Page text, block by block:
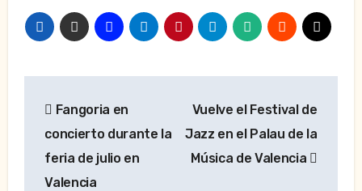
de
entradas
Fangoria en
concierto durante la
feria de julio en
Valencia
Vuelve el Festival de
Jazz en el Palau de la
Música de Valencia